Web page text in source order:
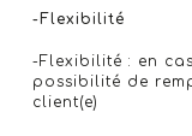
-Flexibilité
-Flexibilité : en
possibilité de
client(e)